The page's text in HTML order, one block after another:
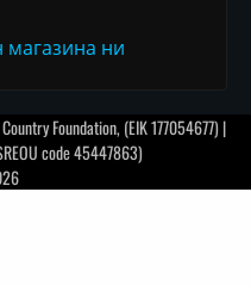
ни
Foundation, (EIK 177054677) |
code 45447863)